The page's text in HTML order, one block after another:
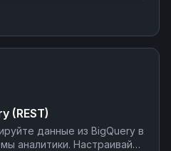
Настраивайте
автоматизации
(REST)
данные из BigQuery в
аналитики. Настраивайте